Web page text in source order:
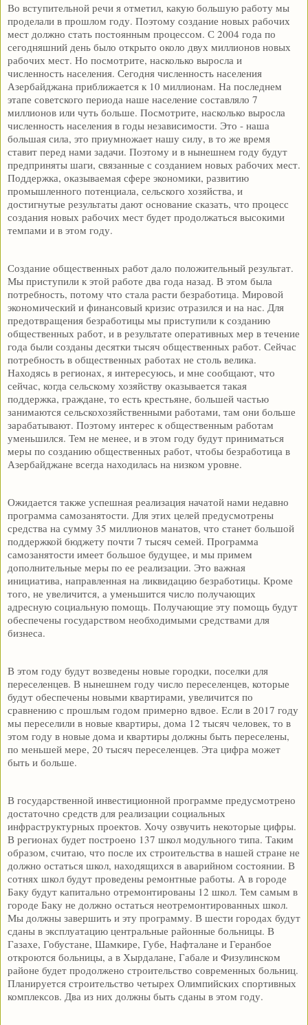
Во вступительной речи я отметил, какую большую работу мы
проделали в прошлом году. Поэтому создание новых рабочих
мест должно стать постоянным процессом. С 2004 года по
сегодняшний день было открыто около двух миллионов новых
рабочих мест. Но посмотрите, насколько выросла и
численность населения. Сегодня численность населения
Азербайджана приближается к 10 миллионам. На последнем
этапе советского периода наше население составляло 7
миллионов или чуть больше. Посмотрите, насколько выросла
численность населения в годы независимости. Это - наша
большая сила, это приумножает нашу силу, в то же время
ставит перед нами задачи. Поэтому и в нынешнем году будут
предприняты шаги, связанные с созданием новых рабочих мест.
Поддержка, оказываемая сфере экономики, развитию
промышленного потенциала, сельского хозяйства, и
достигнутые результаты дают основание сказать, что процесс
создания новых рабочих мест будет продолжаться высокими
темпами и в этом году.
Создание общественных работ дало положительный результат.
Мы приступили к этой работе два года назад. В этом была
потребность, потому что стала расти безработица. Мировой
экономический и финансовый кризис отразился и на нас. Для
предотвращения безработицы мы приступили к созданию
общественных работ, и в результате оперативных мер в течение
года были созданы десятки тысяч общественных работ. Сейчас
потребность в общественных работах не столь велика.
Находясь в регионах, я интересуюсь, и мне сообщают, что
сейчас, когда сельскому хозяйству оказывается такая
поддержка, граждане, то есть крестьяне, большей частью
занимаются сельскохозяйственными работами, там они больше
зарабатывают. Поэтому интерес к общественным работам
уменьшился. Тем не менее, и в этом году будут приниматься
меры по созданию общественных работ, чтобы безработица в
Азербайджане всегда находилась на низком уровне.
Ожидается также успешная реализация начатой нами недавно
программа самозанятости. Для этих целей предусмотрены
средства на сумму 35 миллионов манатов, что станет большой
поддержкой бюджету почти 7 тысяч семей. Программа
самозанятости имеет большое будущее, и мы примем
дополнительные меры по ее реализации. Это важная
инициатива, направленная на ликвидацию безработицы. Кроме
того, не увеличится, а уменьшится число получающих
адресную социальную помощь. Получающие эту помощь будут
обеспечены государством необходимыми средствами для
бизнеса.
В этом году будут возведены новые городки, поселки для
переселенцев. В нынешнем году число переселенцев, которые
будут обеспечены новыми квартирами, увеличится по
сравнению с прошлым годом примерно вдвое. Если в 2017 году
мы переселили в новые квартиры, дома 12 тысяч человек, то в
этом году в новые дома и квартиры должны быть переселены,
по меньшей мере, 20 тысяч переселенцев. Эта цифра может
быть и больше.
В государственной инвестиционной программе предусмотрено
достаточно средств для реализации социальных
инфраструктурных проектов. Хочу озвучить некоторые цифры.
В регионах будет построено 137 школ модульного типа. Таким
образом, считаю, что после их строительства в нашей стране не
должно остаться школ, находящихся в аварийном состоянии. В
сотнях школ будут проведены ремонтные работы. А в городе
Баку будут капитально отремонтированы 12 школ. Тем самым в
городе Баку не должно остаться неотремонтированных школ.
Мы должны завершить и эту программу. В шести городах будут
сданы в эксплуатацию центральные районные больницы. В
Газахе, Гобустане, Шамкире, Губе, Нафталане и Геранбое
откроются больницы, а в Хырдалане, Габале и Физулинском
районе будет продолжено строительство современных больниц.
Планируется строительство четырех Олимпийских спортивных
комплексов. Два из них должны быть сданы в этом году.